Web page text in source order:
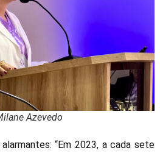
Azevedo
“Em 2023, a cada sete